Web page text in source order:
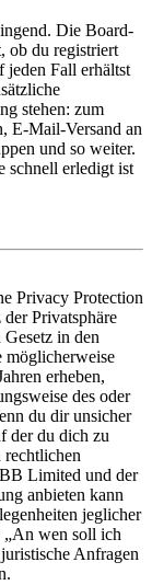
Die Board-
ob du registriert
jeden Fall erhältst
stehen: zum
E-Mail-Versand an
und so weiter.
schnell erledigt ist
Privacy Protection
Privatsphäre
in den
möglicherweise
erheben,
des oder
du dir unsicher
der du dich zu
rechtlichen
Limited und der
anbieten kann
jeglicher
„An wen soll ich
Anfragen